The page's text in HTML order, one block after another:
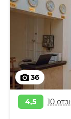
36
4,5 10